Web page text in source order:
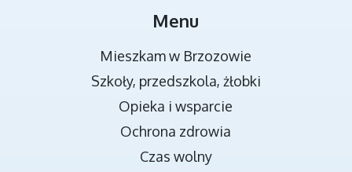
MIEJSCA REKREACJI
Menu
Mieszkam w Brzozowie
Szkoły, przedszkola, żłobki
Opieka i wsparcie
Ochrona zdrowia
Czas wolny